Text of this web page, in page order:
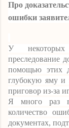
Про
ошибки
У некоторых
преследование
помощью этих
глубокую яму и
приговор из-за
Я много раз
количество
документах,